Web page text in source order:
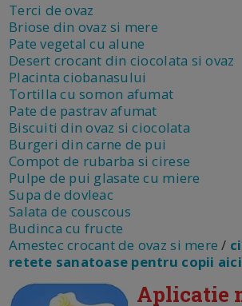
Terci de ovaz
Briose din ovaz si mere
Pate vegetal cu alune
Desert crocant din ciocolata si ovaz
Placinta ciobanasului
Tortilla cu somon afumat
Pate de pastrav afumat
Biscuiti din ovaz si ciocolata
Burgeri din carne de pui
Compot de rubarba si cirese
Pulpe de pui glasate cu miere
Supa de dovleac
Salata de couscous
Budinca cu fructe
Amestec crocant de ovaz si mere /
retete sanatoase pentru copii aici
Aplicatie